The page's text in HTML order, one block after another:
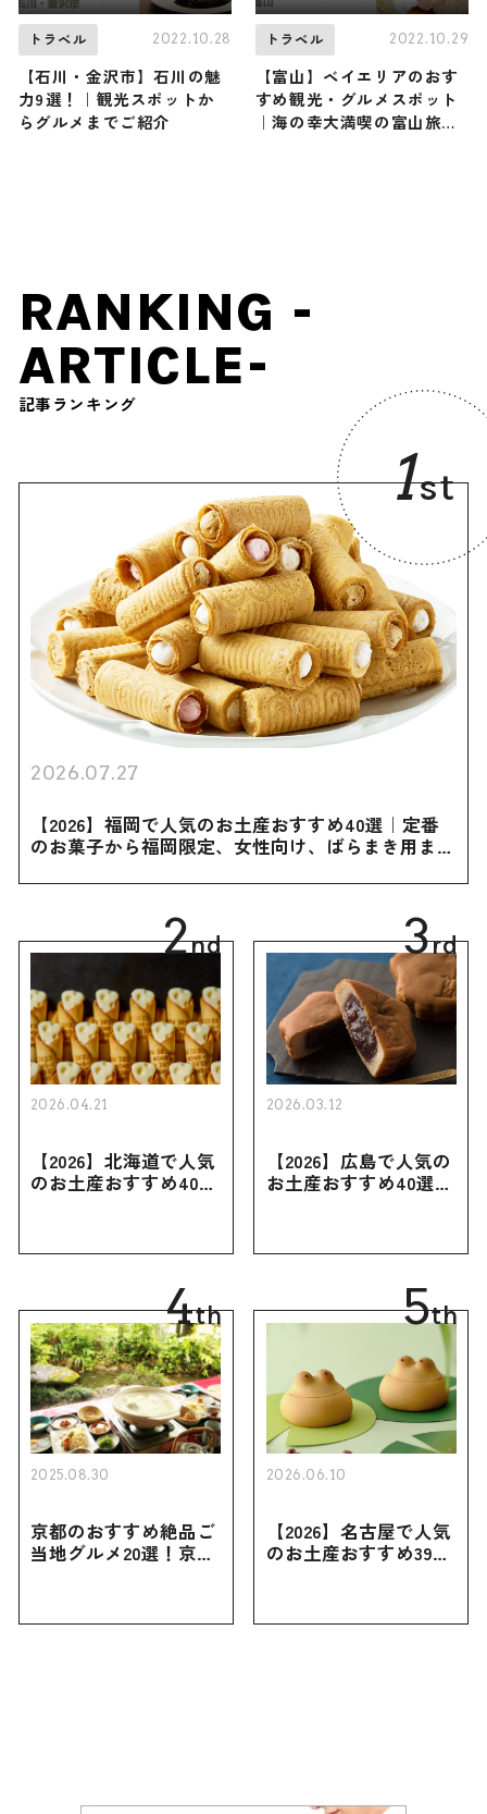
トラベル 2022.10.28
【石川・金沢市】石川の魅
力9選！｜観光スポットか
らグルメまでご紹介
トラベル 2022.10.29
【富山】ベイエリアのおす
すめ観光・グルメスポット
｜海の幸大満喫の富山旅プ
RANKING -
ARTICLE-
記事ランキング
1st
2026.07.27
【2026】福岡で人気のお土産おすすめ40選｜定番
のお菓子から福岡限定、女性向け、ばらまき用まで
2nd
2026.04.21
【2026】北海道で人気
のお土産おすすめ40選
買えない限定品、女性
3rd
2026.03.12
【2026】広島で人気の
お土産おすすめ40選｜
き用、女性向けまで幅
4th
2025.08.30
京都のおすすめ絶品ご
当地グルメ20選！京都
5th
2026.06.10
【2026】名古屋で人気
のお土産おすすめ39選
お土産・ばらまき用ま